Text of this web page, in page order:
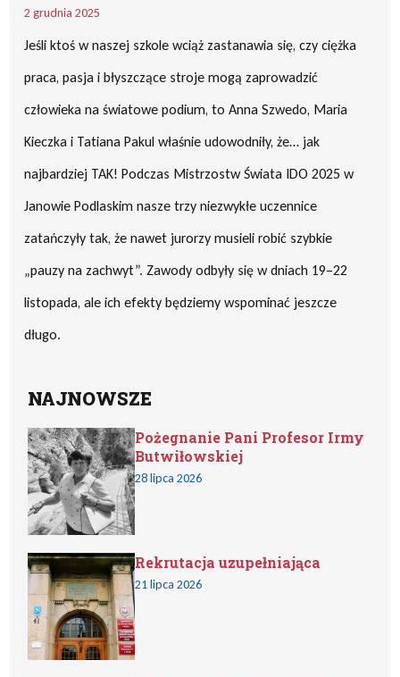
2 grudnia 2025
Jeśli ktoś w naszej szkole wciąż zastanawia się, czy ciężka
praca, pasja i błyszczące stroje mogą zaprowadzić
człowieka na światowe podium, to Anna Szwedo, Maria
Kieczka i Tatiana Pakul właśnie udowodniły, że… jak
najbardziej TAK! Podczas Mistrzostw Świata IDO 2025 w
Janowie Podlaskim nasze trzy niezwykłe uczennice
zatańczyły tak, że nawet jurorzy musieli robić szybkie
„pauzy na zachwyt”. Zawody odbyły się w dniach 19–22
listopada, ale ich efekty będziemy wspominać jeszcze
długo.
NAJNOWSZE
Pożegnanie Pani Profesor Irmy
Butwiłowskiej
28 lipca 2026
Rekrutacja uzupełniająca
21 lipca 2026